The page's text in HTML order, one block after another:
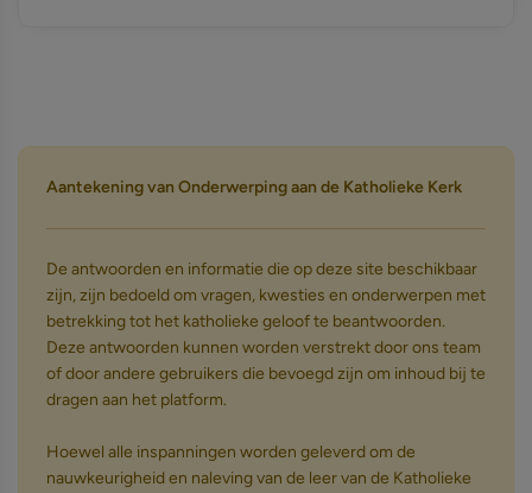
Aantekening van Onderwerping aan de Katholieke Kerk
De antwoorden en informatie die op deze site beschikbaar
zijn, zijn bedoeld om vragen, kwesties en onderwerpen met
betrekking tot het katholieke geloof te beantwoorden.
Deze antwoorden kunnen worden verstrekt door ons team
of door andere gebruikers die bevoegd zijn om inhoud bij te
dragen aan het platform.
Hoewel alle inspanningen worden geleverd om de
nauwkeurigheid en naleving van de leer van de Katholieke